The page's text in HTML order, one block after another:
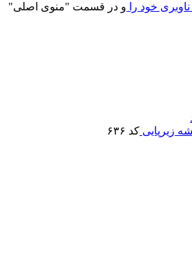
خود را و در قسمت "منوی اصلی"
زیرپایی کد ۶۳۶